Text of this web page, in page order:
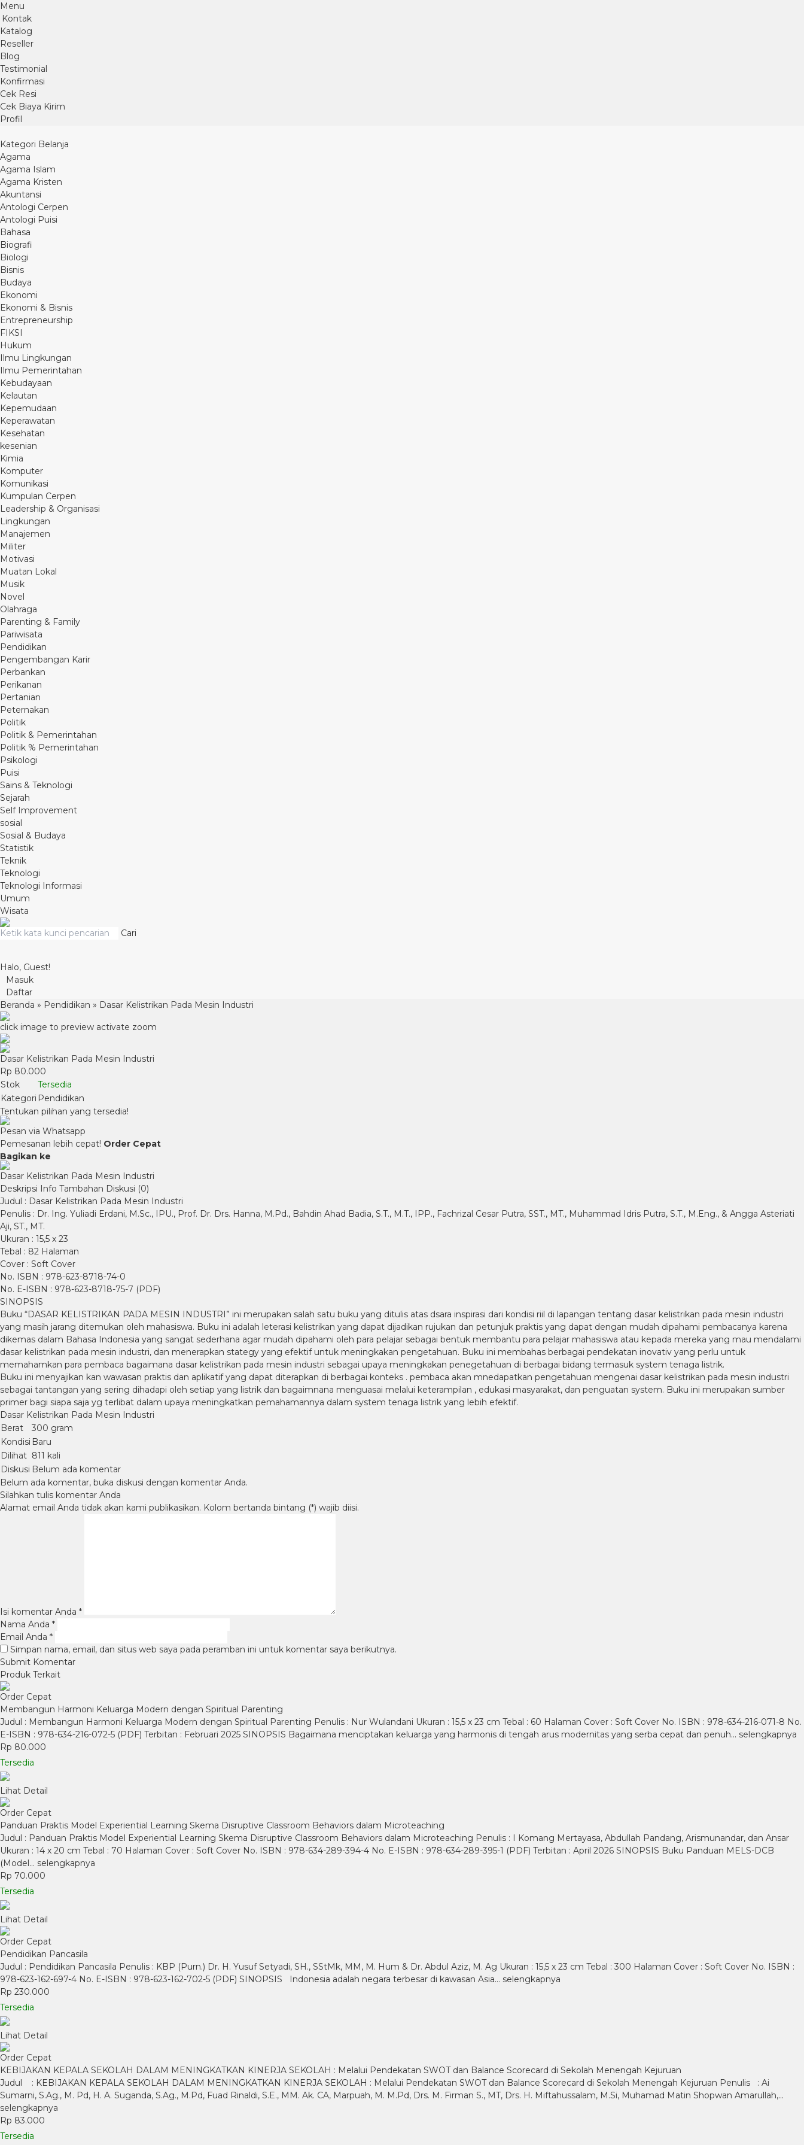
Menu
Kontak
Katalog
Reseller
Blog
Testimonial
Konfirmasi
Cek Resi
Cek Biaya Kirim
Profil
Kategori Belanja
Agama
Agama Islam
Agama Kristen
Akuntansi
Antologi Cerpen
Antologi Puisi
Bahasa
Biografi
Biologi
Bisnis
Budaya
Ekonomi
Ekonomi & Bisnis
Entrepreneurship
FIKSI
Hukum
Ilmu Lingkungan
Ilmu Pemerintahan
Kebudayaan
Kelautan
Kepemudaan
Keperawatan
Kesehatan
kesenian
Kimia
Komputer
Komunikasi
Kumpulan Cerpen
Leadership & Organisasi
Lingkungan
Manajemen
Militer
Motivasi
Muatan Lokal
Musik
Novel
Olahraga
Parenting & Family
Pariwisata
Pendidikan
Pengembangan Karir
Perbankan
Perikanan
Pertanian
Peternakan
Politik
Politik & Pemerintahan
Politik % Pemerintahan
Psikologi
Puisi
Sains & Teknologi
Sejarah
Self Improvement
sosial
Sosial & Budaya
Statistik
Teknik
Teknologi
Teknologi Informasi
Umum
Wisata
Cari
Halo, Guest!
Masuk
Daftar
Beranda » Pendidikan » Dasar Kelistrikan Pada Mesin Industri
click image to preview activate zoom
Dasar Kelistrikan Pada Mesin Industri
Rp 80.000
Stok
Tersedia
Kategori Pendidikan
Tentukan pilihan yang tersedia!
Pesan via Whatsapp
Pemesanan lebih cepat! Order Cepat
Bagikan ke
Dasar Kelistrikan Pada Mesin Industri
Deskripsi Info Tambahan Diskusi (0)
Judul : Dasar Kelistrikan Pada Mesin Industri
Penulis : Dr. Ing. Yuliadi Erdani, M.Sc., IPU., Prof. Dr. Drs. Hanna, M.Pd., Bahdin Ahad Badia, S.T., M.T., IPP., Fachrizal Cesar Putra, SST., MT., Muhammad Idris Putra, S.T., M.Eng., & Angga Asteriati
Aji, ST., MT.
Ukuran : 15,5 x 23
Tebal : 82 Halaman
Cover : Soft Cover
No. ISBN : 978-623-8718-74-0
No. E-ISBN : 978-623-8718-75-7 (PDF)
SINOPSIS
Buku “DASAR KELISTRIKAN PADA MESIN INDUSTRI” ini merupakan salah satu buku yang ditulis atas dsara inspirasi dari kondisi riil di lapangan tentang dasar kelistrikan pada mesin industri
yang masih jarang ditemukan oleh mahasiswa. Buku ini adalah leterasi kelistrikan yang dapat dijadikan rujukan dan petunjuk praktis yang dapat dengan mudah dipahami pembacanya karena
dikemas dalam Bahasa Indonesia yang sangat sederhana agar mudah dipahami oleh para pelajar sebagai bentuk membantu para pelajar mahasiswa atau kepada mereka yang mau mendalami
dasar kelistrikan pada mesin industri, dan menerapkan stategy yang efektif untuk meningkakan pengetahuan. Buku ini membahas berbagai pendekatan inovativ yang perlu untuk
memahamkan para pembaca bagaimana dasar kelistrikan pada mesin industri sebagai upaya meningkakan penegetahuan di berbagai bidang termasuk system tenaga listrik.
Buku ini menyajikan kan wawasan praktis dan aplikatif yang dapat diterapkan di berbagai konteks . pembaca akan mnedapatkan pengetahuan mengenai dasar kelistrikan pada mesin industri
sebagai tantangan yang sering dihadapi oleh setiap yang listrik dan bagaimnana menguasai melalui keterampilan , edukasi masyarakat, dan penguatan system. Buku ini merupakan sumber
primer bagi siapa saja yg terlibat dalam upaya meningkatkan pemahamannya dalam system tenaga listrik yang lebih efektif.
Dasar Kelistrikan Pada Mesin Industri
Berat
300 gram
Kondisi Baru
Dilihat 811 kali
Diskusi Belum ada komentar
Belum ada komentar, buka diskusi dengan komentar Anda.
Silahkan tulis komentar Anda
Alamat email Anda tidak akan kami publikasikan. Kolom bertanda bintang (*) wajib diisi.
Isi komentar Anda *
Nama Anda *
Email Anda *
Simpan nama, email, dan situs web saya pada peramban ini untuk komentar saya berikutnya.
Produk Terkait
Order Cepat
Membangun Harmoni Keluarga Modern dengan Spiritual Parenting
Judul : Membangun Harmoni Keluarga Modern dengan Spiritual Parenting Penulis : Nur Wulandani Ukuran : 15,5 x 23 cm Tebal : 60 Halaman Cover : Soft Cover No. ISBN : 978-634-216-071-8 No.
E-ISBN : 978-634-216-072-5 (PDF) Terbitan : Februari 2025 SINOPSIS Bagaimana menciptakan keluarga yang harmonis di tengah arus modernitas yang serba cepat dan penuh… selengkapnya
Rp 80.000
Tersedia
Lihat Detail
Order Cepat
Panduan Praktis Model Experiential Learning Skema Disruptive Classroom Behaviors dalam Microteaching
Judul : Panduan Praktis Model Experiential Learning Skema Disruptive Classroom Behaviors dalam Microteaching Penulis : I Komang Mertayasa, Abdullah Pandang, Arismunandar, dan Ansar
Ukuran : 14 x 20 cm Tebal : 70 Halaman Cover : Soft Cover No. ISBN : 978-634-289-394-4 No. E-ISBN : 978-634-289-395-1 (PDF) Terbitan : April 2026 SINOPSIS Buku Panduan MELS-DCB
(Model… selengkapnya
Rp 70.000
Tersedia
Lihat Detail
Order Cepat
Pendidikan Pancasila
Judul : Pendidikan Pancasila Penulis : KBP (Purn.) Dr. H. Yusuf Setyadi, SH., SStMk, MM, M. Hum & Dr. Abdul Aziz, M. Ag Ukuran : 15,5 x 23 cm Tebal : 300 Halaman Cover : Soft Cover No. ISBN :
978-623-162-697-4 No. E-ISBN : 978-623-162-702-5 (PDF) SINOPSIS Indonesia adalah negara terbesar di kawasan Asia… selengkapnya
Rp 230.000
Tersedia
Lihat Detail
Order Cepat
KEBIJAKAN KEPALA SEKOLAH DALAM MENINGKATKAN KINERJA SEKOLAH : Melalui Pendekatan SWOT dan Balance Scorecard di Sekolah Menengah Kejuruan
Judul : KEBIJAKAN KEPALA SEKOLAH DALAM MENINGKATKAN KINERJA SEKOLAH : Melalui Pendekatan SWOT dan Balance Scorecard di Sekolah Menengah Kejuruan Penulis : Ai
Sumarni, S.Ag., M. Pd, H. A. Suganda, S.Ag., M.Pd, Fuad Rinaldi, S.E., MM. Ak. CA, Marpuah, M. M.Pd, Drs. M. Firman S., MT, Drs. H. Miftahussalam, M.Si, Muhamad Matin Shopwan Amarullah,…
selengkapnya
Rp 83.000
Tersedia